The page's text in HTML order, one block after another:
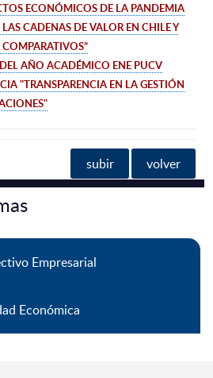
ECONÓMICOS DE LA PANDEMIA
CADENAS DE VALOR EN CHILE Y
AÑO ACADÉMICO ENE PUCV
"TRANSPARENCIA EN LA GESTIÓN
subir volver
Empresarial
Económica